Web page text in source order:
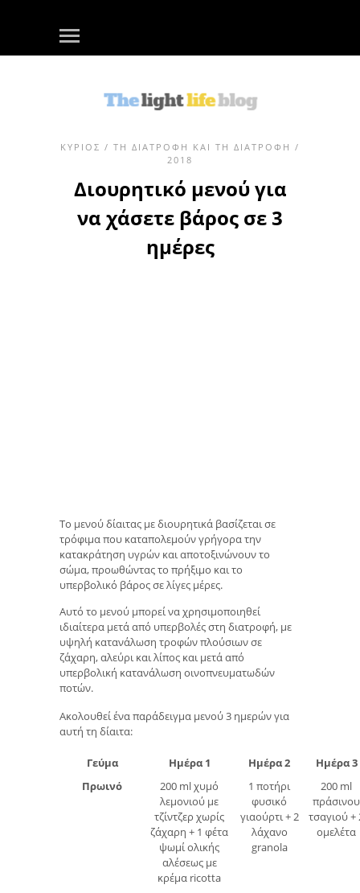
ΚΎΡΙΟΣ / ΤΗ ΔΙΑΤΡΟΦΉ ΚΑΙ ΤΗ ΔΙΑΤΡΟΦΉ /
2018
Διουρητικό μενού για
να χάσετε βάρος σε 3
ημέρες
Το μενού δίαιτας με διουρητικά βασίζεται σε
τρόφιμα που καταπολεμούν γρήγορα την
κατακράτηση υγρών και αποτοξινώνουν το
σώμα, προωθώντας το πρήξιμο και το
υπερβολικό βάρος σε λίγες μέρες.
Αυτό το μενού μπορεί να χρησιμοποιηθεί
ιδιαίτερα μετά από υπερβολές στη διατροφή, με
υψηλή κατανάλωση τροφών πλούσιων σε
ζάχαρη, αλεύρι και λίπος και μετά από
υπερβολική κατανάλωση οινοπνευματωδών
ποτών.
Ακολουθεί ένα παράδειγμα μενού 3 ημερών για
αυτή τη δίαιτα:
Γεύμα Ημέρα 1 Ημέρα 2
Ημέρα 3
Πρωινό
200 ml χυμό
λεμονιού με
τζίντζερ χωρίς
ζάχαρη + 1 φέτα
ψωμί ολικής
αλέσεως με
κρέμα ricotta
1 ποτήρι
φυσικό
γιαούρτι + 2
λάχανο
granola
200 ml
πράσινου
τσαγιού +
ομελέτα